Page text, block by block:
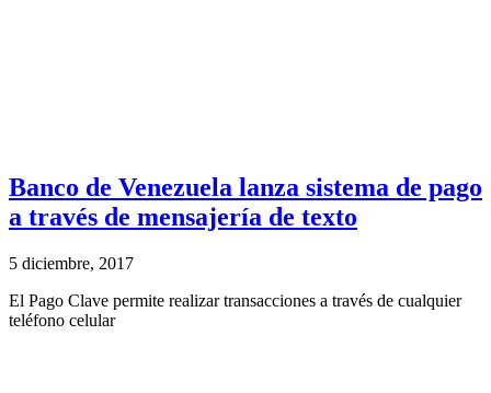
Banco de Venezuela lanza sistema de pago
a través de mensajería de texto
5 diciembre, 2017
El Pago Clave permite realizar transacciones a través de cualquier
teléfono celular